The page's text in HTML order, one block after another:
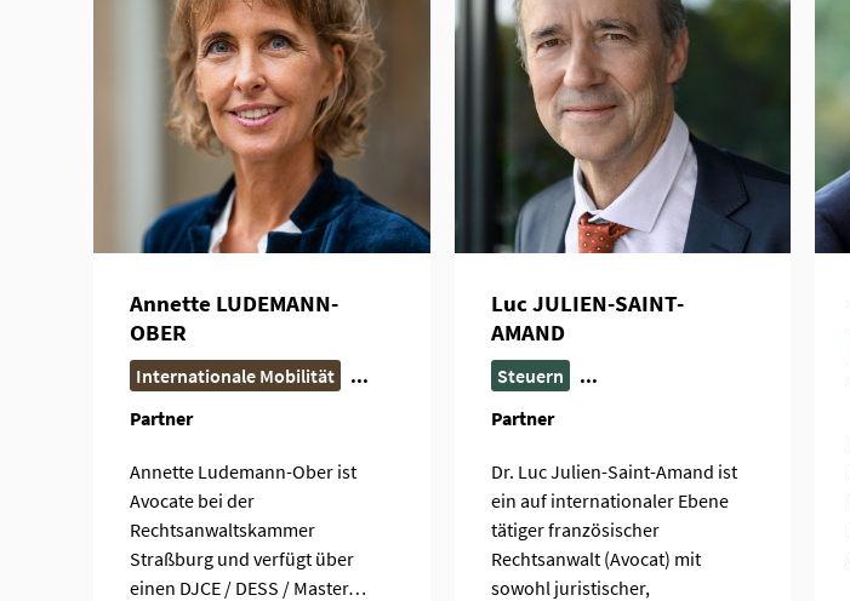
Annette LUDEMANN-
OBER
Internationale Mobilität
...
Partner
Annette Ludemann-Ober ist
Avocate bei der
Rechtsanwaltskammer
Straßburg und verfügt über
einen DJCE / DESS / Master…
Luc JULIEN-SAINT-
AMAND
Steuern
...
Partner
Dr. Luc Julien-Saint-Amand ist
ein auf internationaler Ebene
tätiger französischer
Rechtsanwalt (Avocat) mit
sowohl juristischer,